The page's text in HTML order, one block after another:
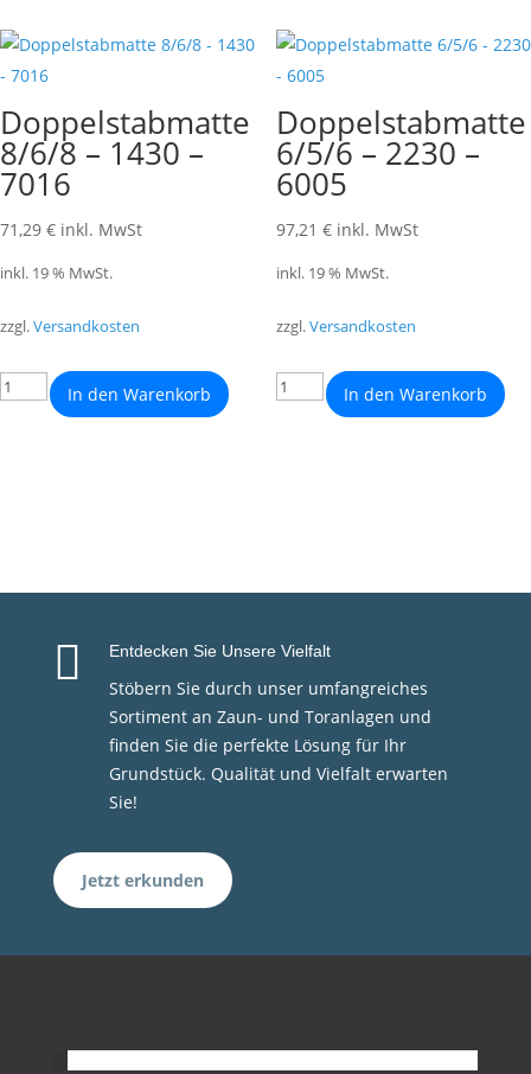
Doppelstabmatte
8/6/8 – 1430 –
7016
71,29 € inkl. MwSt
inkl. 19 % MwSt.
zzgl.Versandkosten
In den Warenkorb
Doppelstabmatte
6/5/6 – 2230 –
6005
97,21 € inkl. MwSt
inkl. 19 % MwSt.
zzgl.Versandkosten
In den Warenkorb
 Entdecken Sie Unsere Vielfalt
Stöbern Sie durch unser umfangreiches
Sortiment an Zaun- und Toranlagen und
finden Sie die perfekte Lösung für Ihr
Grundstück. Qualität und Vielfalt erwarten
Sie!
Jetzt erkunden